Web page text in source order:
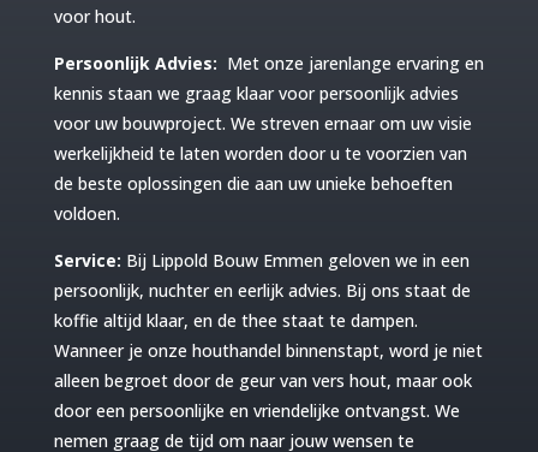
voor hout.
Persoonlijk Advies: Met onze jarenlange ervaring en
kennis staan we graag klaar voor persoonlijk advies
voor uw bouwproject. We streven ernaar om uw visie
werkelijkheid te laten worden door u te voorzien van
de beste oplossingen die aan uw unieke behoeften
voldoen.
Service: Bij Lippold Bouw Emmen geloven we in een
persoonlijk, nuchter en eerlijk advies. Bij ons staat de
koffie altijd klaar, en de thee staat te dampen.
Wanneer je onze houthandel binnenstapt, word je niet
alleen begroet door de geur van vers hout, maar ook
door een persoonlijke en vriendelijke ontvangst. We
nemen graag de tijd om naar jouw wensen te